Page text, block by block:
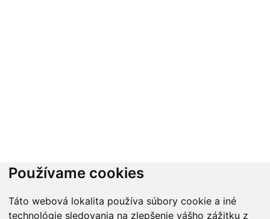
Používame cookies
Táto webová lokalita používa súbory cookie a iné
technológie sledovania na zlepšenie vášho zážitku z